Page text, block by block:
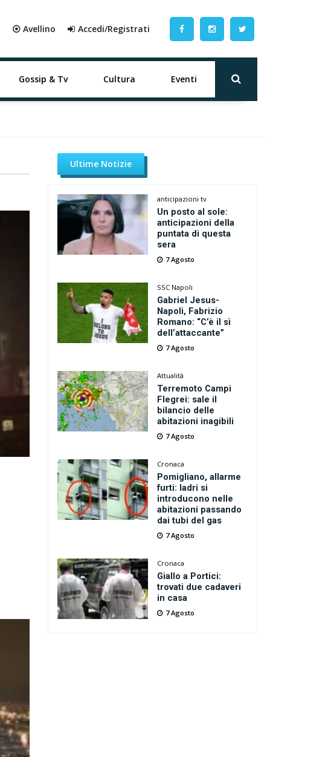
⦿ Avellino Accedi/Registrati
Gossip & Tv Cultura Eventi
Ultime Notizie
anticipazioni tv
Un posto al sole:
anticipazioni della
puntata di questa
sera
7 Agosto
SSC Napoli
Gabriel Jesus-
Napoli, Fabrizio
Romano: “C’è il sì
dell’attaccante”
7 Agosto
Attualità
Terremoto Campi
Flegrei: sale il
bilancio delle
abitazioni inagibili
7 Agosto
Cronaca
Pomigliano, allarme
furti: ladri si
introducono nelle
abitazioni passando
dai tubi del gas
7 Agosto
Cronaca
Giallo a Portici:
trovati due cadaveri
in casa
7 Agosto